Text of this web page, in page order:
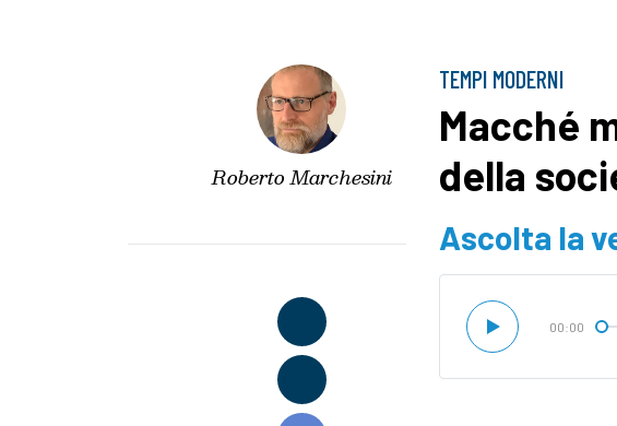
Roberto Marchesini
TEMPI MODERNI
Macché
della
Ascolta la
00:00